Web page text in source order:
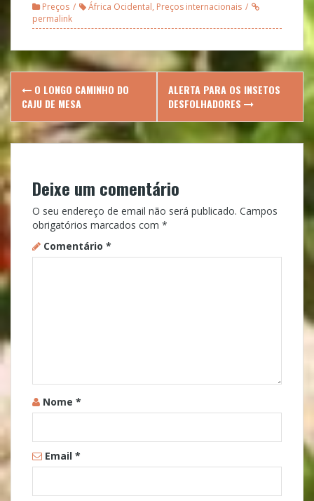
Preços África Ocidental, Preços internacionais
permalink
Post
navigation
O LONGO CAMINHO DO
CAJU DE MESA
ALERTA PARA OS INSETOS
DESFOLHADORES
Deixe um comentário
O seu endereço de email não será publicado. Campos
obrigatórios marcados com *
Comentário *
Nome *
Email *